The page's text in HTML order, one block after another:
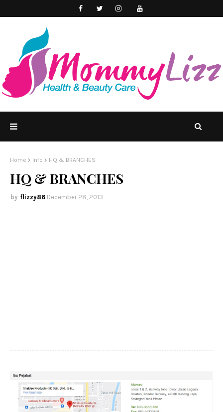
Home Info HQ & BRANCHES
HQ & BRANCHES
flizzy86 December 28, 2013